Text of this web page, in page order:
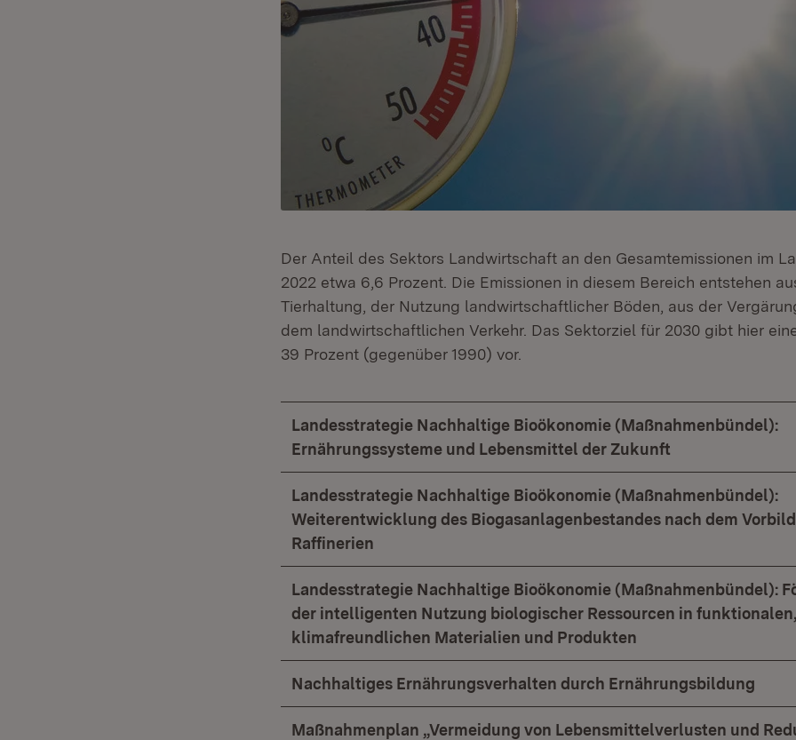
Der Anteil des Sektors Landwirtschaft an den Gesamtemissionen im
2022 etwa 6,6 Prozent. Die Emissionen in diesem Bereich entstehen
Tierhaltung, der Nutzung landwirtschaftlicher Böden, aus der
dem landwirtschaftlichen Verkehr. Das Sektorziel für 2030 gibt hier
39 Prozent (gegenüber 1990) vor.
Landesstrategie Nachhaltige Bioökonomie (Maßnahmenbündel):
Ernährungssysteme und Lebensmittel der Zukunft
Landesstrategie Nachhaltige Bioökonomie (Maßnahmenbündel):
Weiterentwicklung des Biogasanlagenbestandes nach dem
Raffinerien
Landesstrategie Nachhaltige Bioökonomie (Maßnahmenbündel):
der intelligenten Nutzung biologischer Ressourcen in funktionalen,
klimafreundlichen Materialien und Produkten
Nachhaltiges Ernährungsverhalten durch Ernährungsbildung
Maßnahmenplan „Vermeidung von Lebensmittelverlusten und